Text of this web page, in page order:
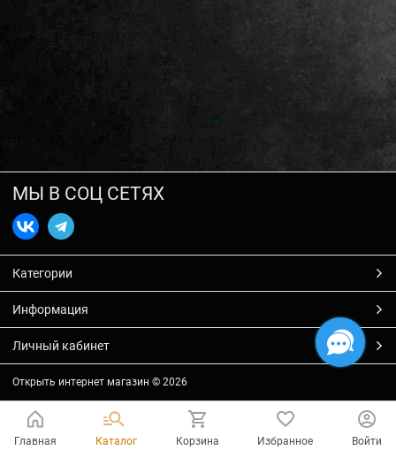
МЫ В СОЦ СЕТЯХ
Категории
Информация
Личный кабинет
Открыть интернет магазин © 2026
Главная Каталог Корзина Избранное Войти